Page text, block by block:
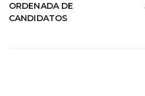
ORDENADA DE
CANDIDATOS